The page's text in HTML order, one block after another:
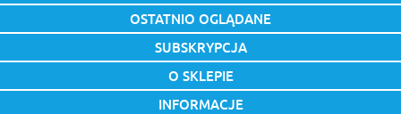
OSTATNIO OGLĄDANE
SUBSKRYPCJA
O SKLEPIE
INFORMACJE